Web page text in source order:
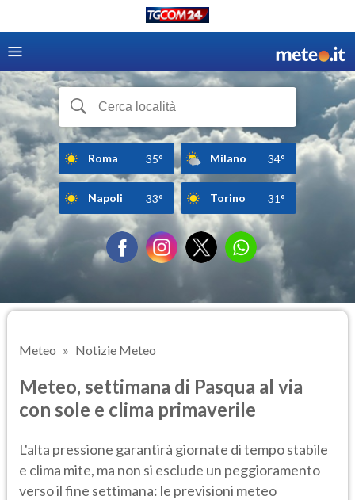
Roma 35° Milano 34°
Napoli 33° Torino 31°
Meteo Notizie Meteo
Meteo, settimana di Pasqua al via
con sole e clima primaverile
L'alta pressione garantirà giornate di tempo stabile
e clima mite, ma non si esclude un peggioramento
verso il fine settimana: le previsioni meteo